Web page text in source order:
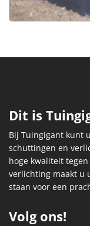
Dit is
Bij Tuingigant kunt
schuttingen en
hoge kwaliteit
verlichting maakt u
staan voor een
Volg ons!